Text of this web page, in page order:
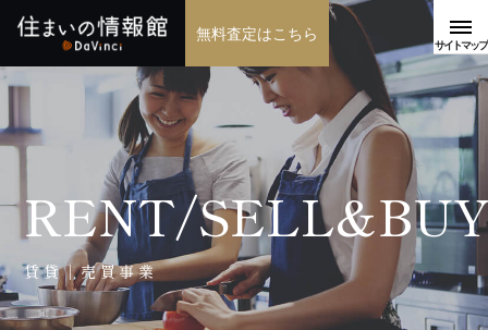
無料査定はこちら
賃貸│売買事業
RENT/